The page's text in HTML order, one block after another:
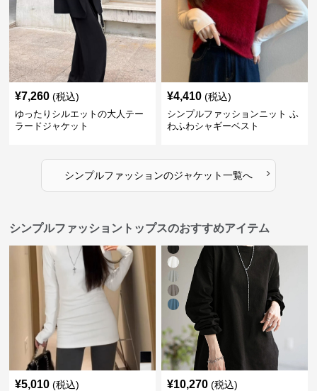
¥7,260 (税込)
ゆったりシルエットの大人テー
ラードジャケット
¥4,410 (税込)
シンプルファッションニット ふ
わふわシャギーベスト
シンプルファッションのジャケット一覧へ ›
シンプルファッショントップスのおすすめアイテム
¥5,010 (税込) ¥10,270 (税込)